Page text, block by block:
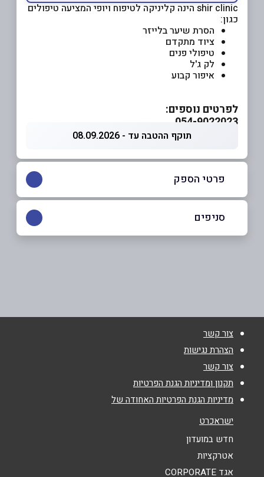
shir clinic הינה קליניקה לטיפוח ויופי המציעה טיפולים
כגון:
הסרת שיער בלייזר
ציוד מתקדם
טיפולי פנים
לק ג'ל
איפור קבוע
לפרטים נוספים:
054-9022023
תוקף ההטבה עד - 08.09.2026
פרטי הספק
נושא*
אנא חזרו אלי בקשר ל...
סניפים
צור קשר
הצהרת נגישות
צור קשר
תקנון ומדיניות הגנת הפרטיות
מדיניות הגנת הפרטיות האחודה של
ישראכרט
חדש במועדון
אטרקציות
אגד CORPORATE